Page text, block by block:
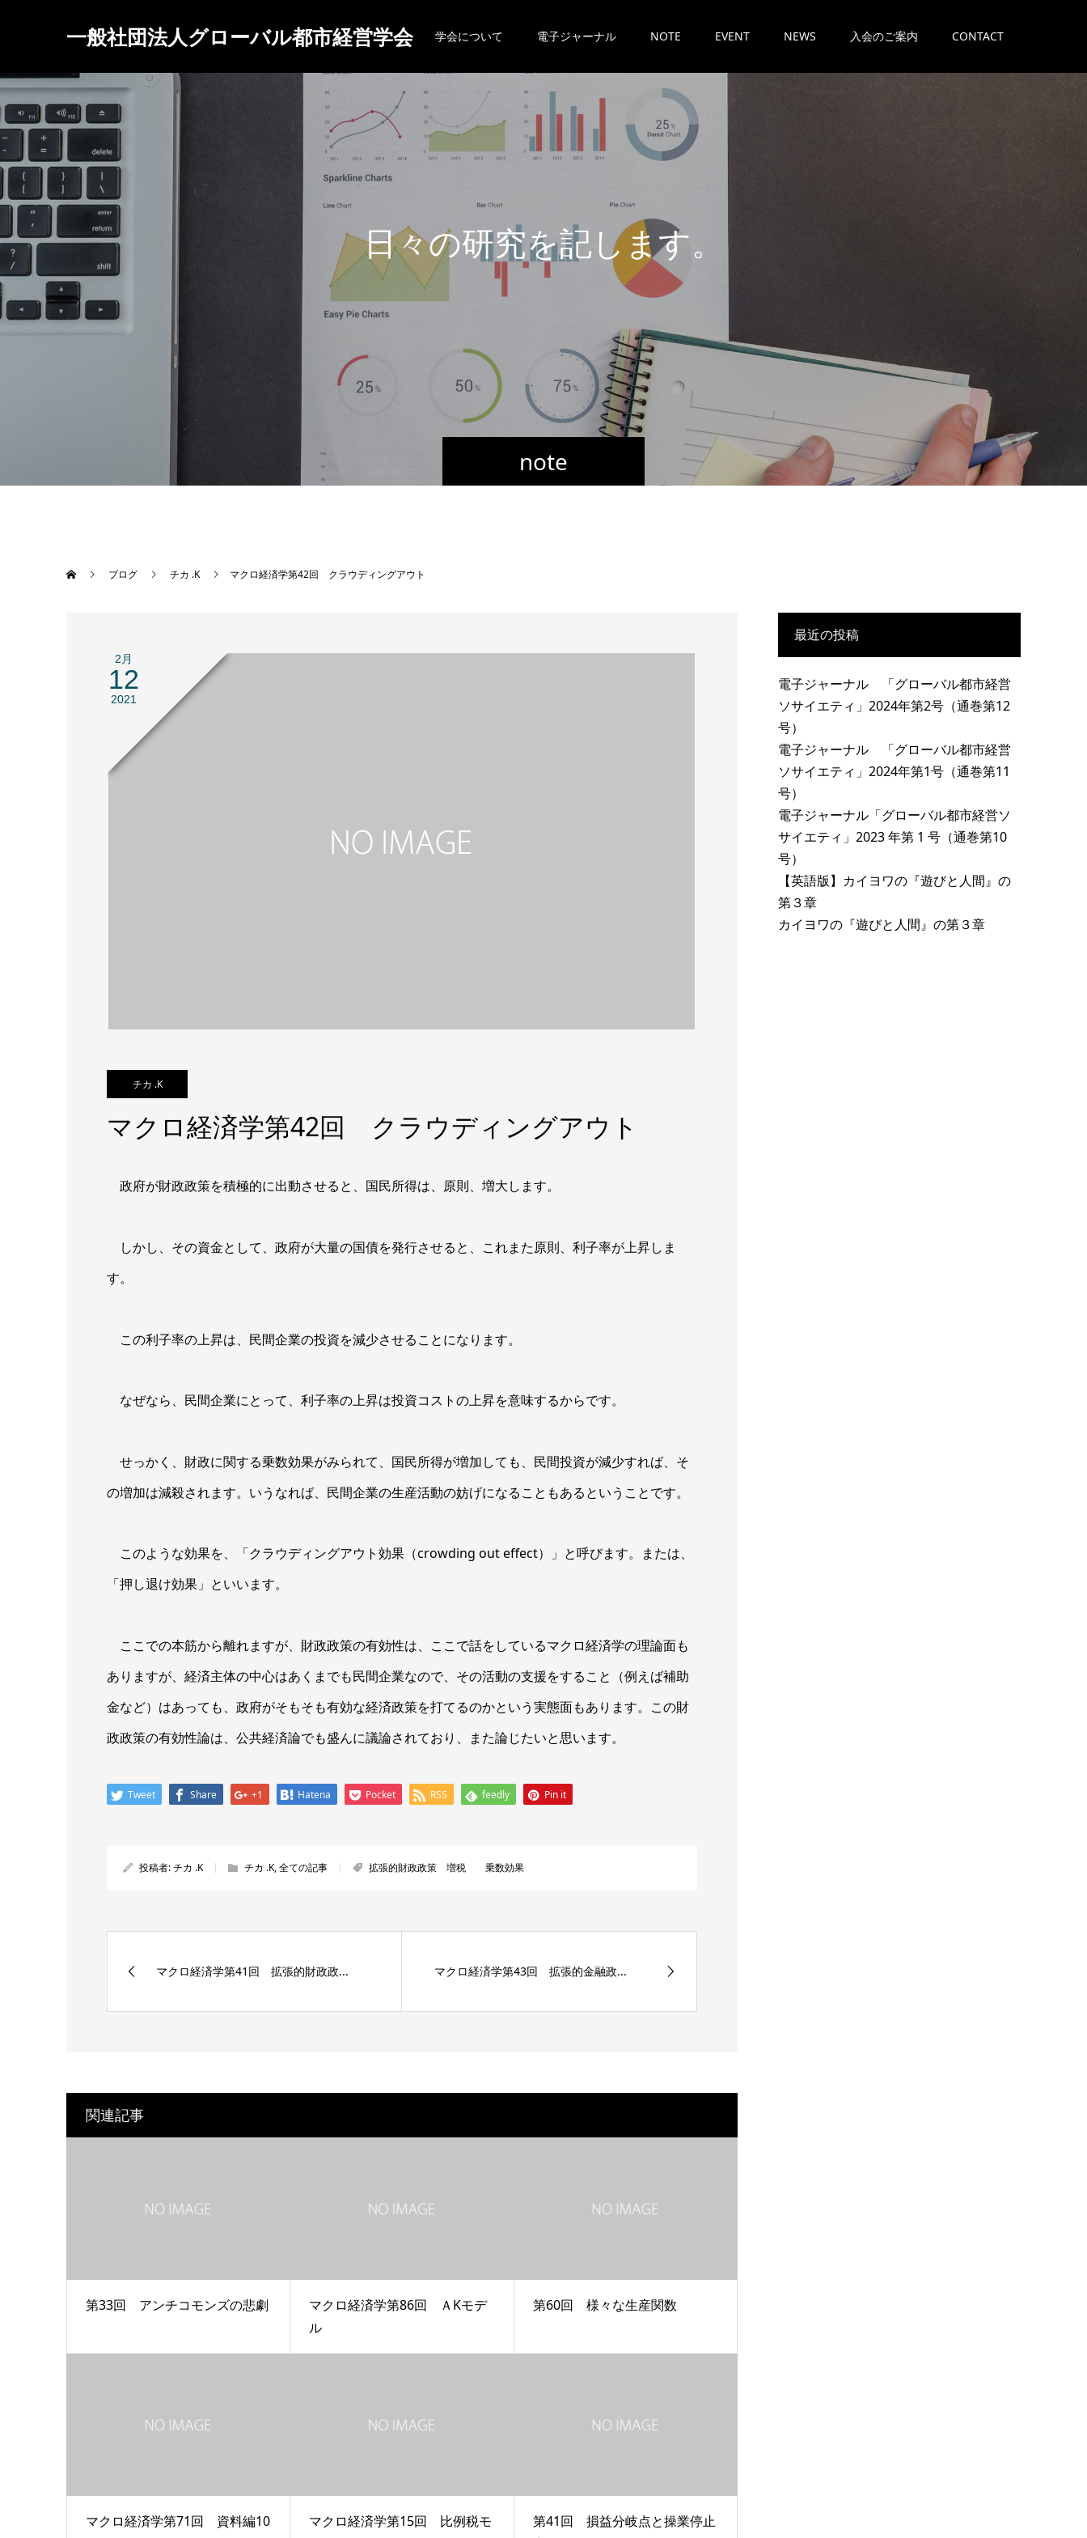
一般社団法人グローバル都市経営学会 学会について 電子ジャーナル NOTE EVENT NEWS 入会のご案内 CONTACT
note
日々の研究を記します。
ブログ チカ .K マクロ経済学第42回 クラウディングアウト
2月
12
2021
チカ .K
マクロ経済学第42回 クラウディングアウト
政府が財政政策を積極的に出動させると、国民所得は、原則、増大します。
しかし、その資金として、政府が大量の国債を発行させると、これまた原則、利子率が上昇しま
す。
この利子率の上昇は、民間企業の投資を減少させることになります。
なぜなら、民間企業にとって、利子率の上昇は投資コストの上昇を意味するからです。
せっかく、財政に関する乗数効果がみられて、国民所得が増加しても、民間投資が減少すれば、そ
の増加は減殺されます。いうなれば、民間企業の生産活動の妨げになることもあるということです。
このような効果を、「クラウディングアウト効果（crowding out effect）」と呼びます。または、
「押し退け効果」といいます。
ここでの本筋から離れますが、財政政策の有効性は、ここで話をしているマクロ経済学の理論面も
ありますが、経済主体の中心はあくまでも民間企業なので、その活動の支援をすること（例えば補助
金など）はあっても、政府がそもそも有効な経済政策を打てるのかという実態面もあります。この財
政政策の有効性論は、公共経済論でも盛んに議論されており、また論じたいと思います。
Tweet Share +1 Hatena Pocket RSS feedly Pin it
投稿者:チカ .K チカ .K,全ての記事 拡張的財政政策 増税 乗数効果
マクロ経済学第41回 拡張的財政政... マクロ経済学第43回 拡張的金融政...
関連記事
第33回 アンチコモンズの悲劇
マクロ経済学第86回 ＡKモデ
ル
第60回 様々な生産関数
マクロ経済学第71回 資料編10
マクロ経済学第15回 比例税モ
第41回 損益分岐点と操業停止
最近の投稿
電子ジャーナル 「グローバル都市経営
ソサイエティ」2024年第2号（通巻第12
号）
電子ジャーナル 「グローバル都市経営
ソサイエティ」2024年第1号（通巻第11
号）
電子ジャーナル「グローバル都市経営ソ
サイエティ」2023 年第 1 号（通巻第10
号）
【英語版】カイヨワの『遊びと人間』の
第３章
カイヨワの『遊びと人間』の第３章